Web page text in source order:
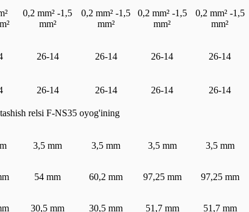
0,2 mm² -1,5
mm²
0,2 mm² -1,5
mm²
0,2 mm² -1,5
mm²
0,2 mm² -1,5
mm²
26-14 26-14 26-14 26-14
26-14 26-14 26-14 26-14
relsi F-NS35 oyog'ining
3,5 mm 3,5 mm 3,5 mm 3,5 mm
54 mm 60,2 mm 97,25 mm 97,25 mm
30,5 mm 30,5 mm 51,7 mm 51,7 mm